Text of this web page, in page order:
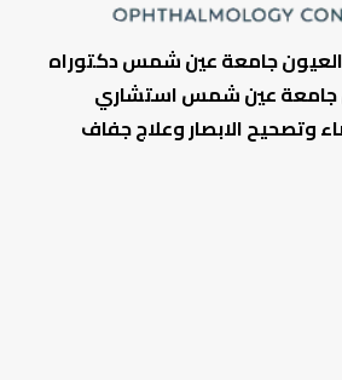
جامعة عين شمس دكتوراه
جامعة عين شمس استشاري
وتصحيح الابصار وعلاج جفاف